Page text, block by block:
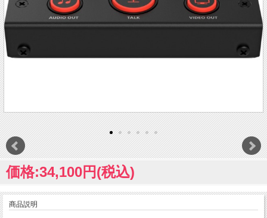
価格:34,100円(税込)
商品説明